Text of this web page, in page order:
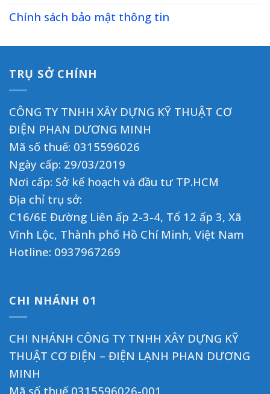
Chính sách bảo mật thông tin
TRỤ SỞ CHÍNH
CÔNG TY TNHH XÂY DỰNG KỸ THUẬT CƠ
ĐIỆN PHAN DƯƠNG MINH
Mã số thuế: 0315596026
Ngày cấp: 29/03/2019
Nơi cấp: Sở kế hoạch và đầu tư TP.HCM
Địa chỉ trụ sở:
C16/6E Đường Liên ấp 2-3-4, Tổ 12 ấp 3, Xã
Vĩnh Lộc, Thành phố Hồ Chí Minh, Việt Nam
Hotline: 0937967269
CHI NHÁNH 01
CHI NHÁNH CÔNG TY TNHH XÂY DỰNG KỸ
THUẬT CƠ ĐIỆN – ĐIỆN LẠNH PHAN DƯƠNG
MINH
Mã số thuế 0315596026-001